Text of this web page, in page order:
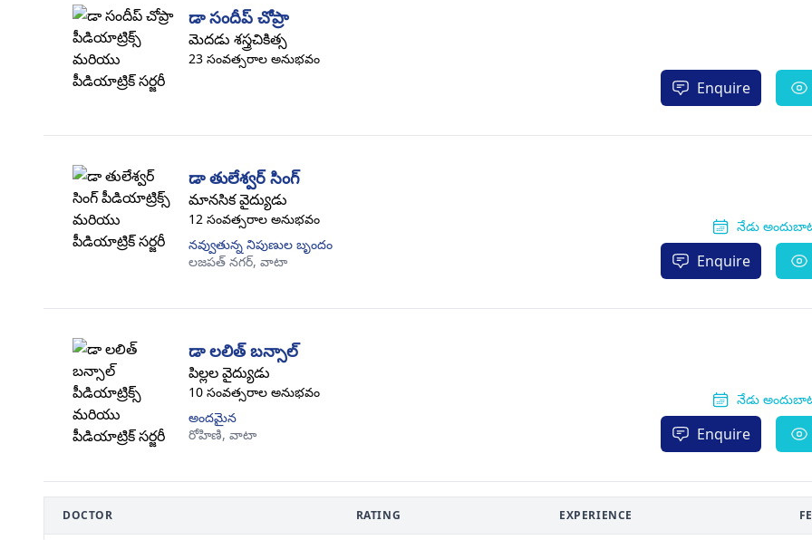
డా సందీప్ చోప్రా
మెదడు శస్త్రచికిత్స
23 సంవత్సరాల అనుభవం
Enquire
డా తులేశ్వర్ సింగ్
మానసిక వైద్యుడు
12 సంవత్సరాల అనుభవం
నవ్వుతున్న నిపుణుల బృందం
లజపత్ నగర్, వాటా
నేడు
Enquire
డా లలిత్ బన్సాల్
పిల్లల వైద్యుడు
10 సంవత్సరాల అనుభవం
అందమైన
రోహిణి, వాటా
నేడు
Enquire
DOCTOR RATING EXPERIENCE